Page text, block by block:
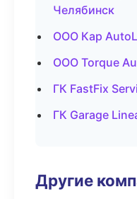
Челябинск
ООО Кар
ООО Torque
ГК FastFix
ГК Garage
Другие